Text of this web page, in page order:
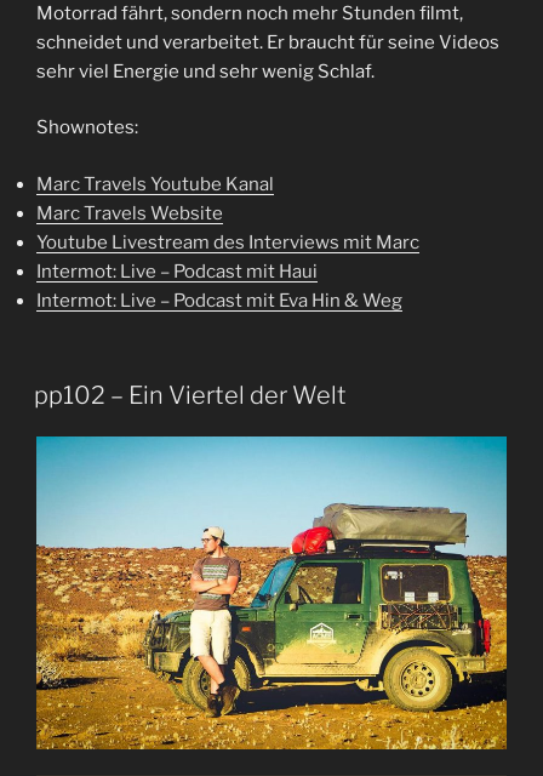
Motorrad fährt, sondern noch mehr Stunden filmt,
schneidet und verarbeitet. Er braucht für seine Videos
sehr viel Energie und sehr wenig Schlaf.
Shownotes:
Marc Travels Youtube Kanal
Marc Travels Website
Youtube Livestream des Interviews mit Marc
Intermot: Live – Podcast mit Haui
Intermot: Live – Podcast mit Eva Hin & Weg
pp102 – Ein Viertel der Welt